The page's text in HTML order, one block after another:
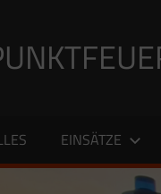
EINSÄTZE